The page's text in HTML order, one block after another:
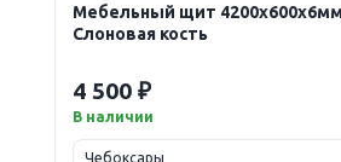
Мебельный щит
Слоновая кость
4 500 ₽
В наличии